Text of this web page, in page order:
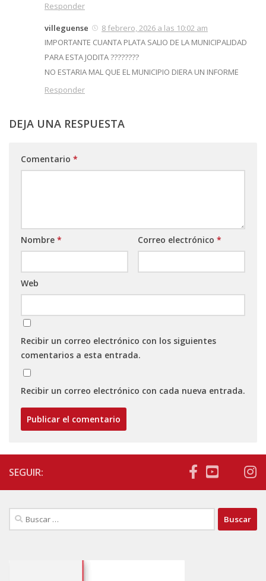
Responder
villeguense
8 febrero, 2026 a las 10:02 am
IMPORTANTE CUANTA PLATA SALIO DE LA MUNICIPALIDAD
PARA ESTA JODITA ????????
NO ESTARIA MAL QUE EL MUNICIPIO DIERA UN INFORME
Responder
DEJA UNA RESPUESTA
Comentario *
Nombre * Correo electrónico *
Web
Recibir un correo electrónico con los siguientes
comentarios a esta entrada.
Recibir un correo electrónico con cada nueva entrada.
SEGUIR:
Buscar: